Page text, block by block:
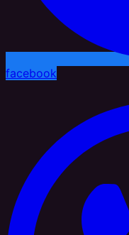
facebook